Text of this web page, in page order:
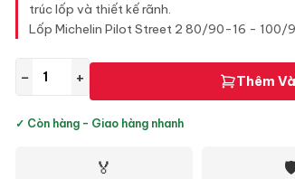
trúc lốp và thiết kế rãnh.
Lốp Michelin Pilot Street 2 80/90-16 - 100/
− + Thêm
✓ Còn hàng - Giao hàng nhanh
🏅